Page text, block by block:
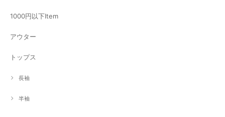
1000円以下Item
アウター
トップス
長袖
半袖